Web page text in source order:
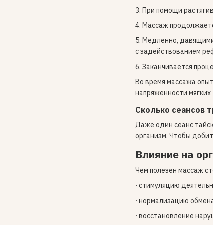
3. При помощи
4. Массаж
5. Медленно,
с задействованием
6. Заканчивается
Во время массажа
напряженности
Сколько сеансов
Даже один сеанс
организм. Чтобы
Влияние на
Чем полезен массаж
· стимуляцию
· нормализацию
· восстановление